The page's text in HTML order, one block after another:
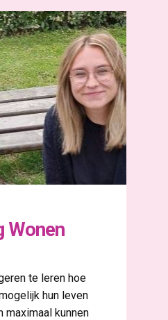
Wonen
te leren hoe
hun leven
maximaal kunnen